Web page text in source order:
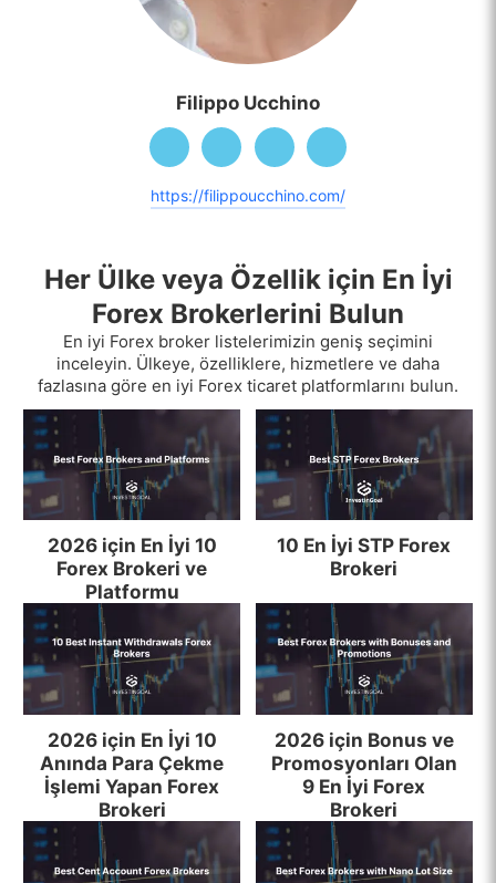
Filippo Ucchino
https://filippoucchino.com/
Her Ülke veya Özellik için En İyi
Forex Brokerlerini Bulun
En iyi Forex broker listelerimizin geniş seçimini
inceleyin. Ülkeye, özelliklere, hizmetlere ve daha
fazlasına göre en iyi Forex ticaret platformlarını bulun.
2026 için En İyi 10
Forex Brokeri ve
Platformu
10 En İyi STP Forex
Brokeri
2026 için En İyi 10
Anında Para Çekme
İşlemi Yapan Forex
Brokeri
2026 için Bonus ve
Promosyonları Olan
9 En İyi Forex
Brokeri